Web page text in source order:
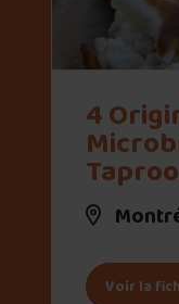
4
Voir la
" alt="4 Origines